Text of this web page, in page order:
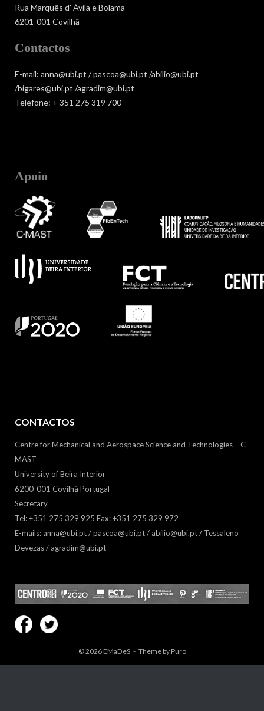
Rua Marquês d' Ávila e Bolama
6201-001 Covilhã
Contactos
E-mail: anna@ubi.pt / pascoa@ubi.pt /abilio@ubi.pt
/bigares@ubi.pt /agradim@ubi.pt
Telefone: + 351 275 319 700
Apoio
CONTACTOS
Centre for Mechanical and Aerospace Science and Technologies – C-
MAST
University of Beira Interior
6200-001 Covilhã Portugal
Secretary
Tel: +351 275 329 925 Fax: +351 275 329 972
E-mails: anna@ubi.pt / pascoa@ubi.pt / abilio@ubi.pt / Tessaleno
Devezas / agradim@ubi.pt
© 2026EMaDeS Theme byPuro